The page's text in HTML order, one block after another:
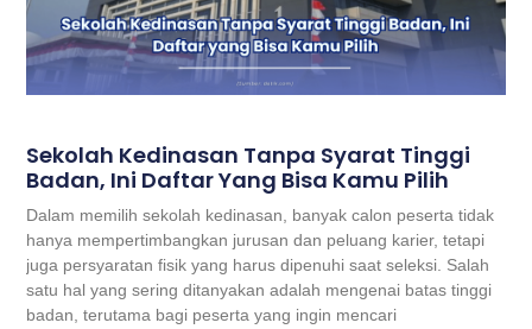
Sekolah Kedinasan Tanpa Syarat Tinggi
Badan, Ini Daftar Yang Bisa Kamu Pilih
Dalam memilih sekolah kedinasan, banyak calon peserta tidak
hanya mempertimbangkan jurusan dan peluang karier, tetapi
juga persyaratan fisik yang harus dipenuhi saat seleksi. Salah
satu hal yang sering ditanyakan adalah mengenai batas tinggi
badan, terutama bagi peserta yang ingin mencari